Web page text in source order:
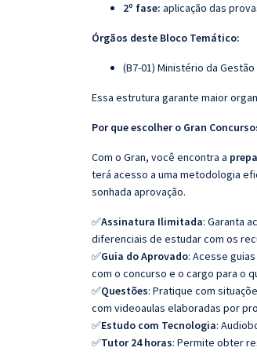
2º fase: aplicação das
Órgãos deste Bloco Temático:
(B7-01) Ministério da
Essa estrutura garante maior
Por que escolher o Gran
Com o Gran, você encontra a
terá acesso a uma metodologia
sonhada aprovação.
✅Assinatura Ilimitada: Garanta
diferenciais de estudar com os
✅Guia do Aprovado: Acesse
com o concurso e o cargo para o
✅Questões: Pratique com
com videoaulas elaboradas por
✅Estudo com Tecnologia:
✅Tutor 24 horas: Permite obter